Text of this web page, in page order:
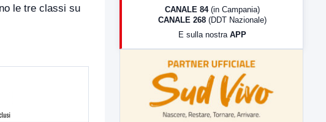
le tre classi su
LabNews (Diretta)
LabNews (replica)
CANALE 84 (in Campania)
CANALE 268 (DDT Nazionale)
E sulla nostra APP